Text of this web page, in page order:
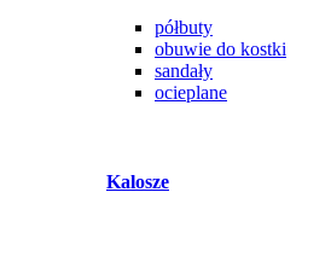
półbuty
obuwie do kostki
sandały
ocieplane
Kalosze